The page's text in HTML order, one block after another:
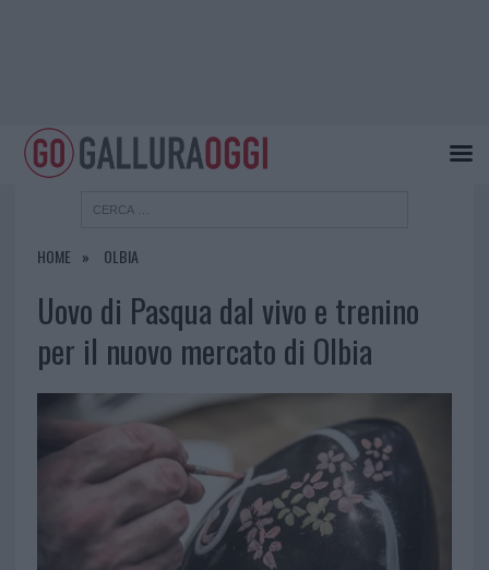
HOME OLBIA
Uovo di Pasqua dal vivo e trenino
per il nuovo mercato di Olbia